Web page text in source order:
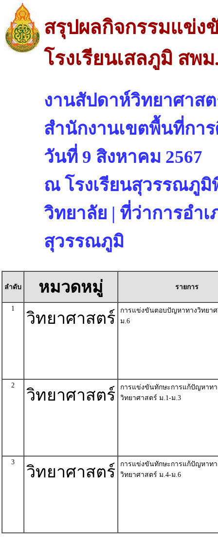
สรุปผลกิจกรรมแข่ง
โรงเรียนเสลภูมิ ส
งานสัปดาห์วิทยาศาส
สำนักงานเขตพื้นที่กา
วันที่ 9 สิงหาคม 2567
ณ โรงเรียนสุวรรณภูมิ
วิทยาลัย | ที่ว่าการอำ
สุวรรณภูมิ
ลำดับ หมวดหมู่ รายการ
1
วิทยาศาสตร์
การแข่งขันตอบปัญหาทางวิทยา
ม.6
2
วิทยาศาสตร์
การแข่งขันทักษะการแก้ปัญหาทา
วิทยาศาสตร์ ม.1-ม.3
3
วิทยาศาสตร์
การแข่งขันทักษะการแก้ปัญหาทา
วิทยาศาสตร์ ม.4-ม.6